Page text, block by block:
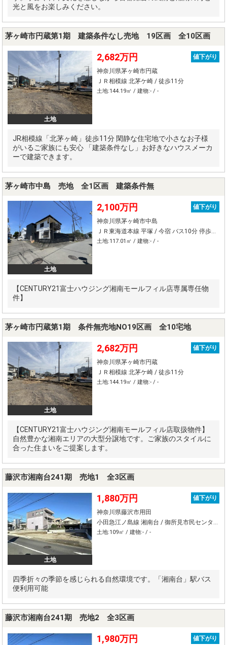
光と風をお楽しみください。
茅ヶ崎市円蔵第1期 建築条件なし売地 19区画 全10区画
土地
2,682万円
値下がり
神奈川県茅ヶ崎市円蔵
ＪＲ相模線 北茅ケ崎 / 徒歩11分
土地:144.19㎡ / 建物:- / -
JR相模線「北茅ヶ崎」徒歩11分 閑静な住宅地で小さなお子様
がいるご家族にも安心 「建築条件なし」お好きなハウスメーカ
ーで建築できます。
茅ヶ崎市中島 売地 全1区画 建築条件無
土地
2,100万円
値下がり
神奈川県茅ヶ崎市中島
ＪＲ東海道本線 平塚 / 今宿 バス10分 停歩9分
土地:117.01㎡ / 建物:- / -
【CENTURY21富士ハウジング湘南モールフィル店専属専任物
件】
茅ヶ崎市円蔵第1期 条件無売地NO19区画 全10宅地
土地
2,682万円
値下がり
神奈川県茅ヶ崎市円蔵
ＪＲ相模線 北茅ケ崎 / 徒歩11分
土地:144.19㎡ / 建物:- / -
【CENTURY21富士ハウジング湘南モールフィル店取扱物件】
自然豊かな湘南エリアの大型分譲地です。ご家族のスタイルに
合った住まいをご提案します。
藤沢市湘南台241期 売地1 全3区画
土地
1,880万円
値下がり
神奈川県藤沢市用田
小田急江ノ島線 湘南台 / 御所見市民センター前 バス17分 停歩1分
土地:109㎡ / 建物:- / -
四季折々の季節を感じられる自然環境です。「湘南台」駅バス
便利用可能
藤沢市湘南台241期 売地2 全3区画
1,980万円
値下がり